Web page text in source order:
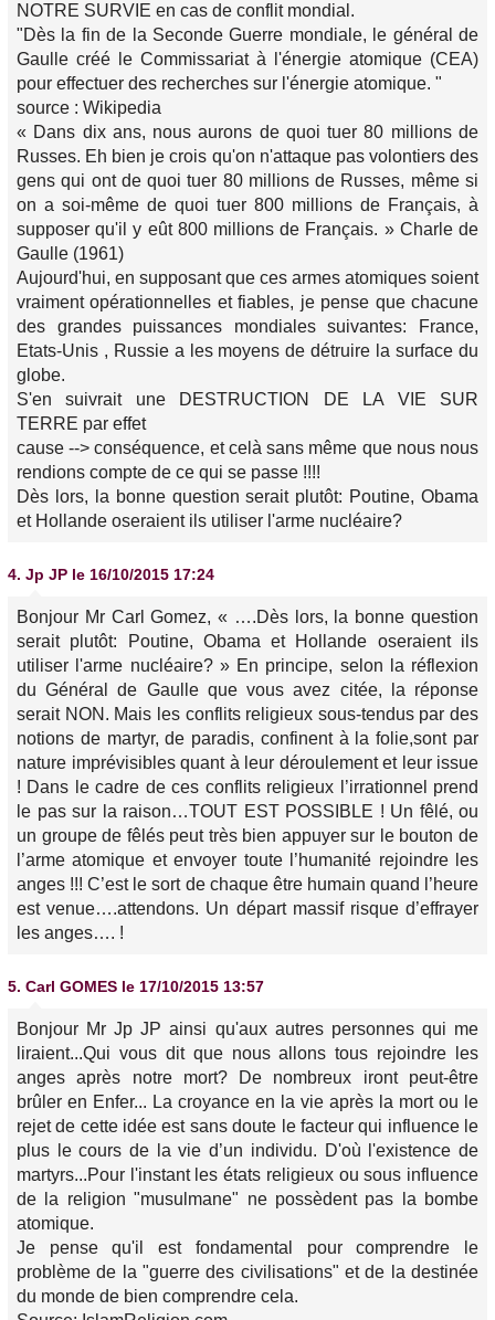
NOTRE SURVIE en cas de conflit mondial.
"Dès la fin de la Seconde Guerre mondiale, le général de
Gaulle créé le Commissariat à l'énergie atomique (CEA)
pour effectuer des recherches sur l'énergie atomique. "
source : Wikipedia
« Dans dix ans, nous aurons de quoi tuer 80 millions de
Russes. Eh bien je crois qu'on n'attaque pas volontiers des
gens qui ont de quoi tuer 80 millions de Russes, même si
on a soi-même de quoi tuer 800 millions de Français, à
supposer qu'il y eût 800 millions de Français. » Charle de
Gaulle (1961)
Aujourd'hui, en supposant que ces armes atomiques soient
vraiment opérationnelles et fiables, je pense que chacune
des grandes puissances mondiales suivantes: France,
Etats-Unis , Russie a les moyens de détruire la surface du
globe.
S'en suivrait une DESTRUCTION DE LA VIE SUR
TERRE par effet
cause --> conséquence, et celà sans même que nous nous
rendions compte de ce qui se passe !!!!
Dès lors, la bonne question serait plutôt: Poutine, Obama
et Hollande oseraient ils utiliser l'arme nucléaire?
4. Jp JP le 16/10/2015 17:24
Bonjour Mr Carl Gomez, « ….Dès lors, la bonne question
serait plutôt: Poutine, Obama et Hollande oseraient ils
utiliser l'arme nucléaire? » En principe, selon la réflexion
du Général de Gaulle que vous avez citée, la réponse
serait NON. Mais les conflits religieux sous-tendus par des
notions de martyr, de paradis, confinent à la folie,sont par
nature imprévisibles quant à leur déroulement et leur issue
! Dans le cadre de ces conflits religieux l’irrationnel prend
le pas sur la raison…TOUT EST POSSIBLE ! Un fêlé, ou
un groupe de fêlés peut très bien appuyer sur le bouton de
l’arme atomique et envoyer toute l’humanité rejoindre les
anges !!! C’est le sort de chaque être humain quand l’heure
est venue….attendons. Un départ massif risque d’effrayer
les anges…. !
5. Carl GOMES le 17/10/2015 13:57
Bonjour Mr Jp JP ainsi qu'aux autres personnes qui me
liraient...Qui vous dit que nous allons tous rejoindre les
anges après notre mort? De nombreux iront peut-être
brûler en Enfer... La croyance en la vie après la mort ou le
rejet de cette idée est sans doute le facteur qui influence le
plus le cours de la vie d’un individu. D'où l'existence de
martyrs...Pour l'instant les états religieux ou sous influence
de la religion "musulmane" ne possèdent pas la bombe
atomique.
Je pense qu'il est fondamental pour comprendre le
problème de la "guerre des civilisations" et de la destinée
du monde de bien comprendre cela.